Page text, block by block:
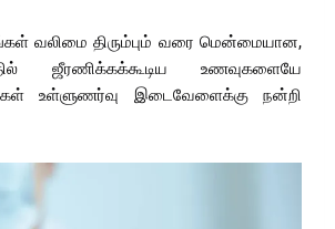
வலிமை திரும்பும் வரை மென்மையான,
ஜீரணிக்கக்கூடிய உணவுகளையே
உள்ளுணர்வு இடைவேளைக்கு நன்றி